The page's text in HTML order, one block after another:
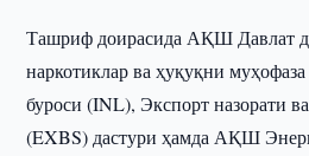
Ташриф доирасида АҚШ Давлат
наркотиклар ва ҳуқуқни
буроси (INL), Экспорт назорати
(EXBS) дастури ҳамда АҚШ